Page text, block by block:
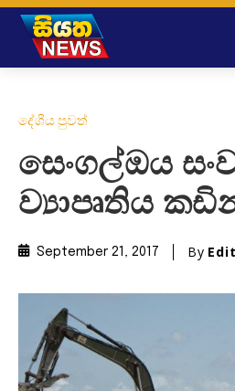
දේශීය පුවත්
සෙංගල්ඔය
ව්‍යාපෘතිය
September 21, 2017 By